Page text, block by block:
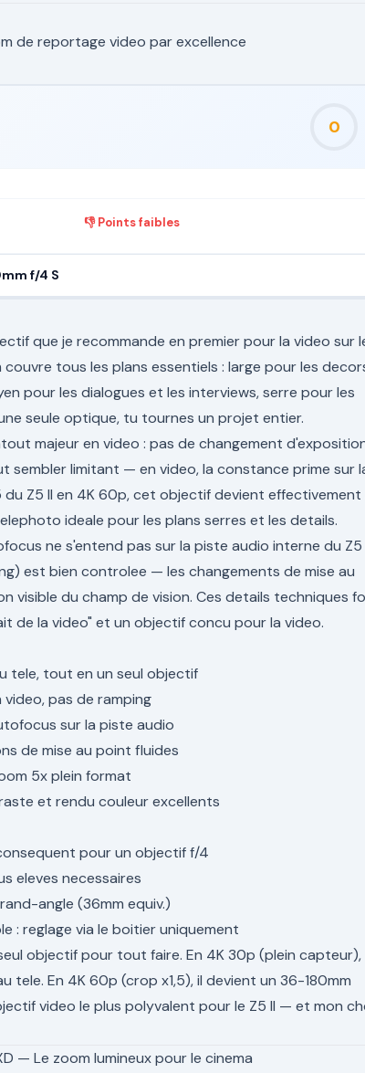
de reportage video par excellence
0
👎 Points faibles
f/4 S
que je recommande en premier pour la video sur
couvre tous les plans essentiels : large pour les
pour les dialogues et les interviews, serre pour les
seule optique, tu tournes un projet entier.
majeur en video : pas de changement
sembler limitant — en video, la constance prime sur
du Z5 II en 4K 60p, cet objectif devient effectivement
ideale pour les plans serres et les details.
ne s'entend pas sur la piste audio interne du Z5
est bien controlee — les changements de mise au
visible du champ de vision. Ces details techniques
de la video" et un objectif concu pour la video.
tele, tout en un seul objectif
pas de ramping
sur la piste audio
de mise au point fluides
5x plein format
et rendu couleur excellents
pour un objectif f/4
eleves necessaires
angle (36mm equiv.)
: reglage via le boitier uniquement
objectif pour tout faire. En 4K 30p (plein capteur),
tele. En 4K 60p (crop x1,5), il devient un 36-180mm
video le plus polyvalent pour le Z5 II — et mon
— Le zoom lumineux pour le cinema